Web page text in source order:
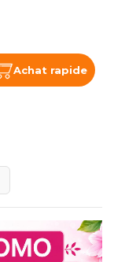
Achat rapide